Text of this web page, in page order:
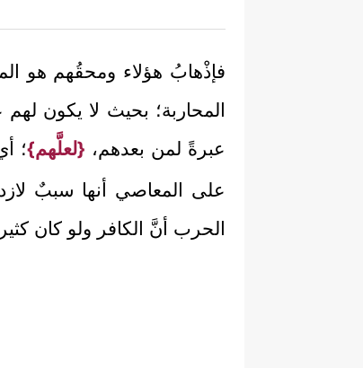
فإذْهابُ هؤلاء ومحقُهم هو
المحاربة؛ بحيث لا يكون لهم
عبرةً لمن بعدهم، {لعلَّهم}؛
على المعاصي أنها سببٌ
الحرب أنَّ الكافر ولو كان